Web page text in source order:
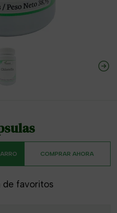
COMPRAR AHORA
de favoritos